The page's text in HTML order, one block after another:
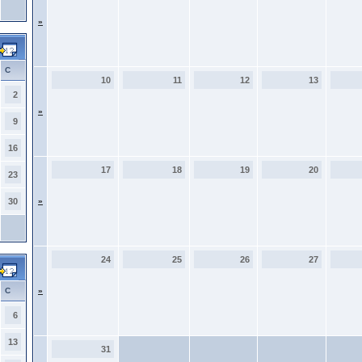
С
2
9
16
23
30
С
6
13
»
»
10 11 12 13
»
17 18 19 20
»
24 25 26 27
31